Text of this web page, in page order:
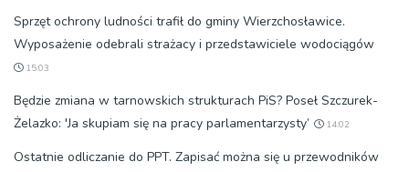
Sprzęt ochrony ludności trafił do gminy Wierzchosławice.
Wyposażenie odebrali strażacy i przedstawiciele wodociągów
15:03
Będzie zmiana w tarnowskich strukturach PiS? Poseł Szczurek-
Żelazko: 'Ja skupiam się na pracy parlamentarzysty’
14:02
Ostatnie odliczanie do PPT. Zapisać można się u przewodników